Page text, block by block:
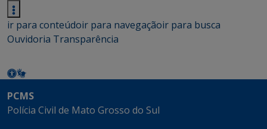
ir para conteúdoir para navegaçãoir para busca
Ouvidoria Transparência
PCMS
Polícia Civil de Mato Grosso do Sul